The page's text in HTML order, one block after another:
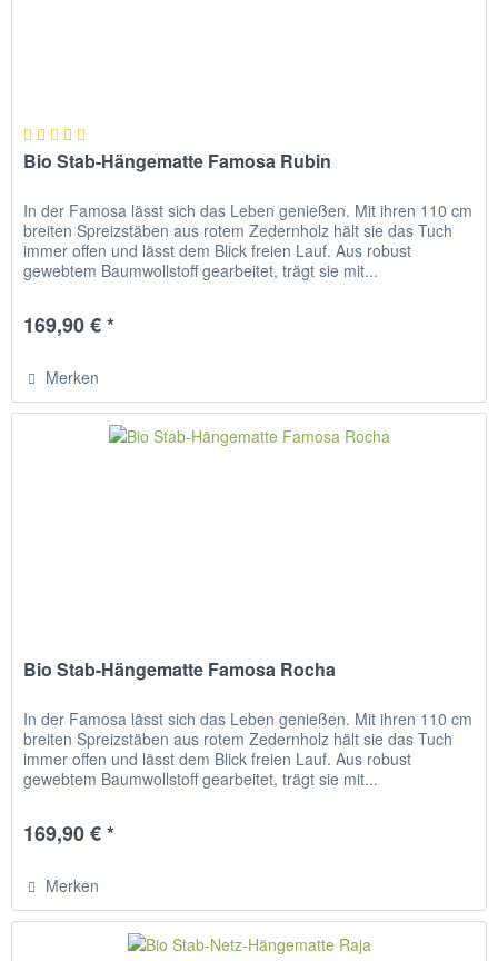
Bio Stab-Hängematte Famosa Rubin
In der Famosa lässt sich das Leben genießen. Mit ihren 110 cm
breiten Spreizstäben aus rotem Zedernholz hält sie das Tuch
immer offen und lässt dem Blick freien Lauf. Aus robust
gewebtem Baumwollstoff gearbeitet, trägt sie mit...
169,90 € *
Merken
Bio Stab-Hängematte Famosa Rocha
In der Famosa lässt sich das Leben genießen. Mit ihren 110 cm
breiten Spreizstäben aus rotem Zedernholz hält sie das Tuch
immer offen und lässt dem Blick freien Lauf. Aus robust
gewebtem Baumwollstoff gearbeitet, trägt sie mit...
169,90 € *
Merken